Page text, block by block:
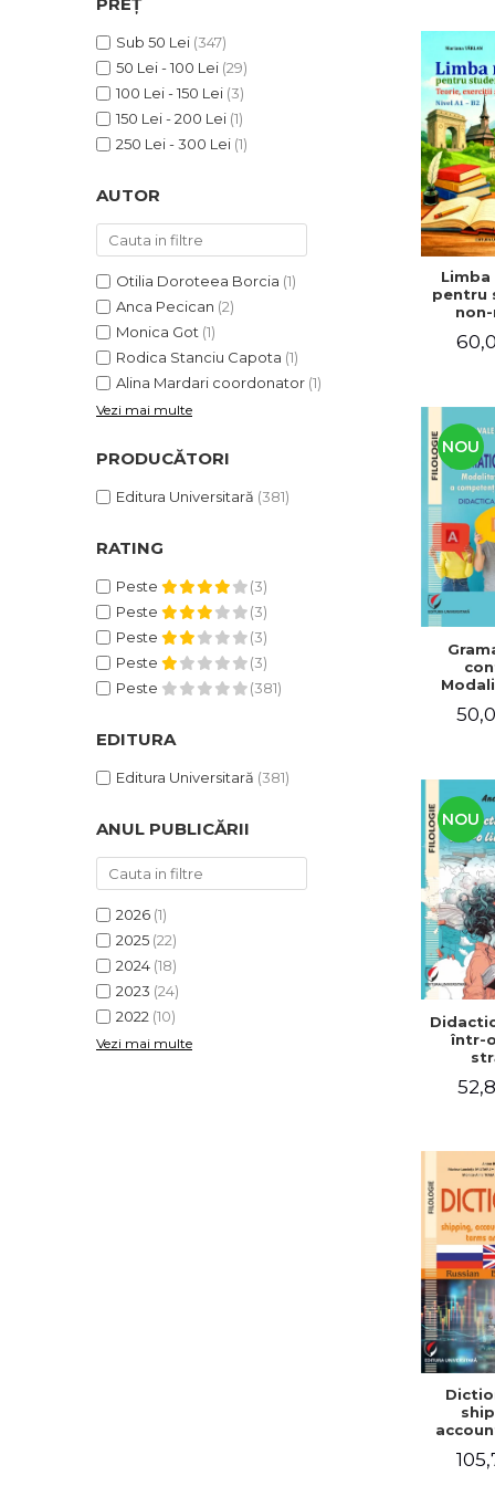
ADMINISTRATIVE
ȘTIINȚE ECONOMICE
ȘTIINȚE EXACTE
EDUCAȚIE FIZICĂ ȘI SPORT
PREUNIVERSITARIA
TIMP LIBER
PACHETE DE STUDIU
PROMOȚIILE LUNII
ULTIMELE EXEMPLARE
Cum Cumpăr
Politica de Retur
Formular de Retur
Distribuitori
Sub 50 Lei (347)
50 Lei - 100 Lei (29)
100 Lei - 150 Lei (3)
150 Lei - 200 Lei (1)
250 Lei - 300 Lei (1)
AUTOR
Otilia Doroteea Borcia (1)
Anca Pecican (2)
Monica Got (1)
Rodica Stanciu Capota (1)
Alina Mardari coordonator (1)
Vezi mai multe
PRODUCĂTORI
Editura Universitară (381)
RATING
Peste
(3)
Peste
(3)
Peste
(3)
Peste
(3)
Peste
(381)
EDITURA
Editura Universitară (381)
ANUL PUBLICĂRII
2026 (1)
2025 (22)
2024 (18)
2023 (24)
2022 (10)
Vezi mai multe
Limba
pentru
Teorie,
teste.
NOU
NOU
într-